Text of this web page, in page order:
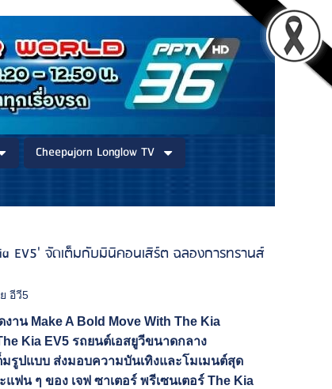
Cheepajorn Longlow TV
EV5' จัดเต็มกับมินิคอนเสิร์ต ฉลองการทรานส์
ย อีวี5
าน Make A Bold Move With The Kia
Kia EV5 รถยนต์เอสยูวีขนาดกลาง
รูปแบบ ส่งมอบความบันเทิงและโมเมนต์สุด
ฟน ๆ ของ เจฟ ซาเตอร์ พรีเซนเตอร์ The Kia